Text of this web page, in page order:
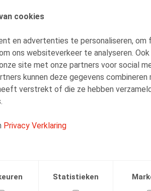
cookies
en advertenties te personaliseren, om
ons websiteverkeer te analyseren.
site met onze partners voor social
kunnen deze gegevens combineren
verstrekt of die ze hebben
Privacy Verklaring
Statistieken
Senior Associate
Amélie Desmadryl